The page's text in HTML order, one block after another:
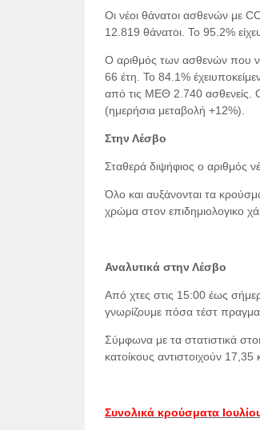
Οι νέοι θάνατοι ασθενών με
12.819 θάνατοι. Το 95.2%
Ο αριθμός των ασθενών που
66 έτη. To 84.1%
από τις ΜΕΘ 2.740 ασθενείς.
(ημερήσια μεταβολή +12%).
Στην Λέσβο
Σταθερά διψήφιος ο αριθμός
Όλο και αυξάνονται τα
χρώμα στον επιδημιολογικο
Αναλυτικά στην Λέσβο
Από χτες στις 15:00 έως
γνωρίζουμε πόσα τέστ
Σύμφωνα με τα στατιστικά
κατοίκους αντιστοιχούν 17,35
Συνολικά κρούσματα